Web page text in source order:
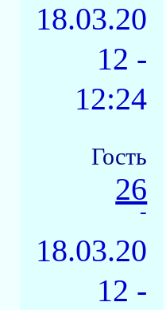
18.03.20
12 -
12:24
Гость
26
-
18.03.20
12 -